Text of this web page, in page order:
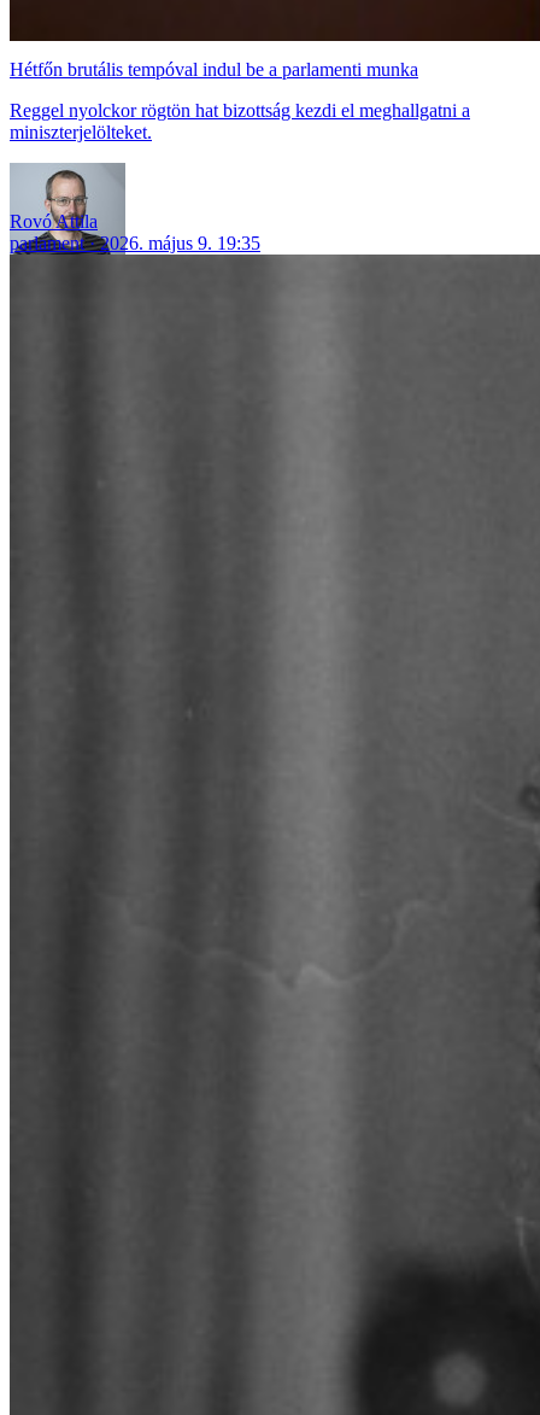
Hétfőn brutális tempóval indul be a parlamenti munka
Reggel nyolckor rögtön hat bizottság kezdi el meghallgatni a
miniszterjelölteket.
Rovó Attila
parlament
2026. május 9. 19:35